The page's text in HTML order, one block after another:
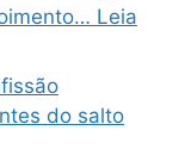
Leia
do salto